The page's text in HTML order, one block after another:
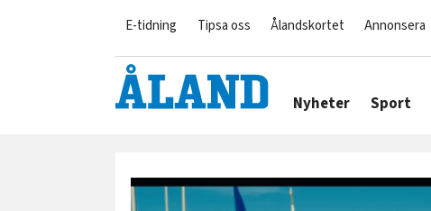
E-tidning Tipsa oss Ålandskortet Annonsera
Nyheter Sport